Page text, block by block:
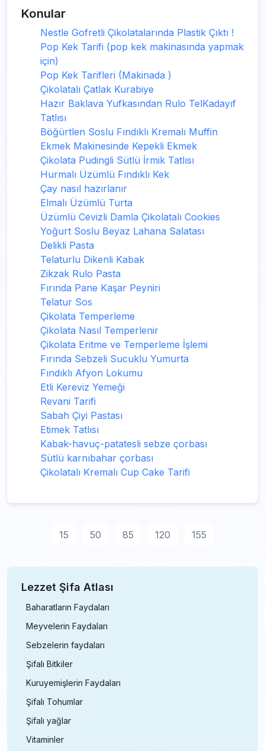
Konular
Nestle Gofretli Çikolatalarında Plastik Çıktı !
Pop Kek Tarifi (pop kek makinasında yapmak
için)
Pop Kek Tarifleri (Makinada )
Çikolatalı Çatlak Kurabiye
Hazır Baklava Yufkasından Rulo TelKadayıf
Tatlısı
Böğürtlen Soslu Fındıklı Kremalı Muffin
Ekmek Makinesinde Kepekli Ekmek
Çikolata Pudingli Sütlü İrmik Tatlısı
Hurmalı Üzümlü Fındıklı Kek
Çay nasıl hazırlanır
Elmalı Üzümlü Turta
Üzümlü Cevizli Damla Çikolatalı Cookies
Yoğurt Soslu Beyaz Lahana Salatası
Delikli Pasta
Telaturlu Dikenli Kabak
Zikzak Rulo Pasta
Fırında Pane Kaşar Peyniri
Telatur Sos
Çikolata Temperleme
Çikolata Nasıl Temperlenir
Çikolata Eritme ve Temperleme İşlemi
Fırında Sebzeli Sucuklu Yumurta
Fındıklı Afyon Lokumu
Etli Kereviz Yemeği
Revani Tarifi
Sabah Çiyi Pastası
Etimek Tatlısı
Kabak-havuç-patatesli sebze çorbası
Sütlü karnıbahar çorbası
Çikolatalı Kremalı Cup Cake Tarifi
15 50 85 120 155
Lezzet Şifa Atlası
Baharatların Faydaları
Meyvelerin Faydaları
Sebzelerin faydaları
Şifalı Bitkiler
Kuruyemişlerin Faydaları
Şifalı Tohumlar
Şifalı yağlar
Vitaminler